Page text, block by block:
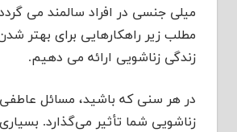
میلی جنسی در افراد سالمند می گردد
مطلب زیر راهکارهایی برای بهتر
زندگی زناشویی ارائه می دهیم.
در هر سنی که باشید، مسائل عاطفی
زناشویی شما تأثیر می‌گذارد.